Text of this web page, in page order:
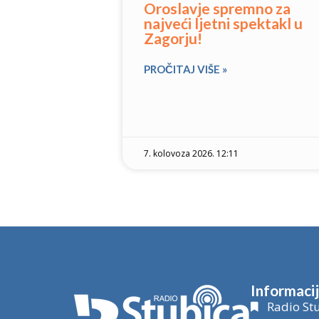
Oroslavje spremno za
najveći ljetni spektakl u
Zagorju!
PROČITAJ VIŠE »
7. kolovoza 2026. 12:11
Radio